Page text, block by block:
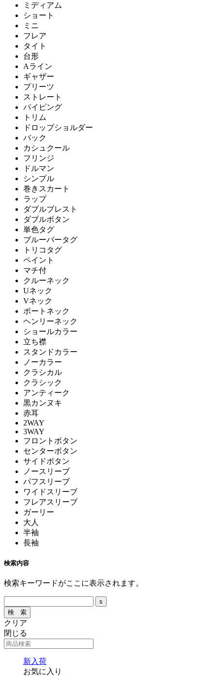
ミディアム
ショート
ミニ
フレア
タイト
台形
Aライン
ギャザー
プリーツ
ストレート
パイピング
トリム
ドロップショルダー
バック
カシュクール
フリンジ
ドルマン
シンプル
巻きスカート
ラップ
ダブルブレスト
ダブルボタン
単色タグ
ブルーバータグ
トリコタグ
ペイント
マチ付
クルーネック
Uネック
Vネック
ボートネック
ヘンリーネック
ショールカラー
立ち襟
スタンドカラー
ノーカラー
クラシカル
クラシック
アンティーク
黒カンヌキ
赤耳
2WAY
3WAY
フロントボタン
センターボタン
サイドボタン
ノースリーブ
パフスリーブ
ワイドスリーブ
フレアスリーブ
ガーリー
大人
半袖
長袖
検索内容
検索キーワードがここに表示されます。
クリア
閉じる
新入荷
お気に入り